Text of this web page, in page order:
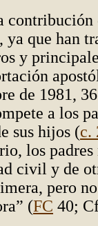
contribución
ya que han
y
de 1981,
a los
sus hijos (c.
los
civil y de
pero
(FC 40;